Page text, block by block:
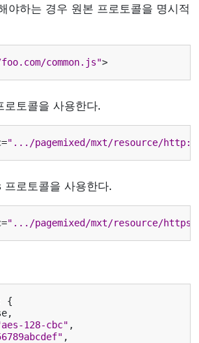
야하는 경우 원본 프로토콜을 명시적
common.js">
토콜을 사용한다.
=".../pagemixed/mxt/resource/http://
로토콜을 사용한다.
=".../pagemixed/mxt/resource/
{
,
128-cbc" ,
,